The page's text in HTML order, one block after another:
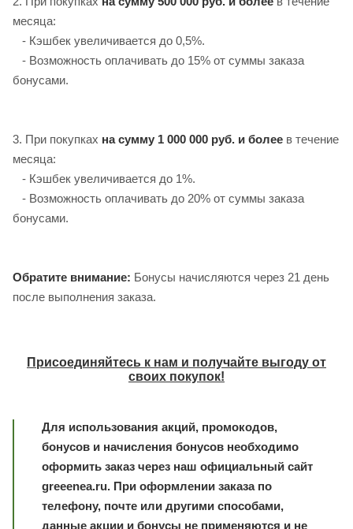
месяца:
- Кэшбек увеличивается до 0,5%.
- Возможность оплачивать до 15% от суммы заказа
бонусами.
3. При покупках на сумму 1 000 000 руб. и более в течение
месяца:
- Кэшбек увеличивается до 1%.
- Возможность оплачивать до 20% от суммы заказа
бонусами.
Обратите внимание: Бонусы начисляются через 21 день
после выполнения заказа.
Присоединяйтесь к нам и получайте выгоду от
своих покупок!
Для использования акций, промокодов,
бонусов и начисления бонусов необходимо
оформить заказ через наш официальный сайт
greeenea.ru. При оформлении заказа по
телефону, почте или другими способами,
данные акции и бонусы не применяются и не